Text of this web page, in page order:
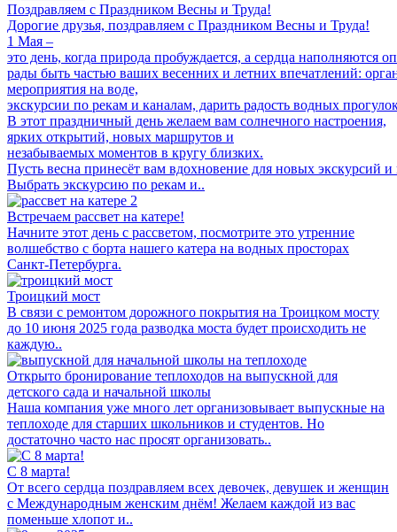
Поздравляем с Праздником Весны и Труда!
Дорогие друзья, поздравляем с Праздником Весны и Труда!
1 Мая –
это день, когда природа пробуждается, а сердца
рады быть частью ваших весенних и летних впечатлений:
мероприятия на воде,
экскурсии по рекам и каналам, дарить радость водных
В этот праздничный день желаем вам солнечного настроения,
ярких открытий, новых маршрутов и
незабываемых моментов в кругу близких.
Пусть весна принесёт вам вдохновение для новых экскурсий
Выбрать экскурсию по рекам и..
Встречаем рассвет на катере!
Начните этот день с рассветом, посмотрите это утренние
волшебство с борта нашего катера на водных просторах
Санкт-Петербурга.
Троицкий мост
В связи с ремонтом дорожного покрытия на Троицком мосту
до 10 июня 2025 года разводка моста будет происходить не
каждую..
Открыто бронирование теплоходов на выпускной для
детского сада и начальной школы
Наша компания уже много лет организовывает выпускные на
теплоходе для старших школьников и студентов. Но
достаточно часто нас просят организовать..
C 8 марта!
От всего сердца поздравляем всех девочек, девушек и женщин
с Международным женским днём! Желаем каждой из вас
поменьше хлопот и..